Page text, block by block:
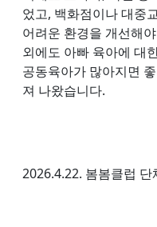
었고, 백화점이나 대중
어려운 환경을 개선해
외에도 아빠 육아에 대
공동육아가 많아지면
져 나왔습니다.
2026.4.22. 봄봄클럽